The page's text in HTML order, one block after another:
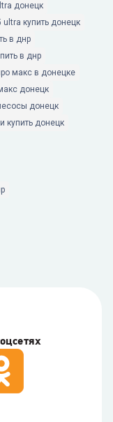
донецк
купить донецк
в днр
в днр
макс в донецке
донецк
донецк
купить донецк